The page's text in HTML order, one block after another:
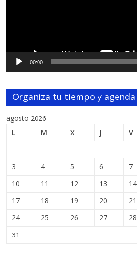
00:00
Organiza tu tiempo y agenda
agosto 2026
L
M X J V
3
4 5 6 7
10
11 12 13 14
17
18 19 20 21
24
25 26 27 28
31